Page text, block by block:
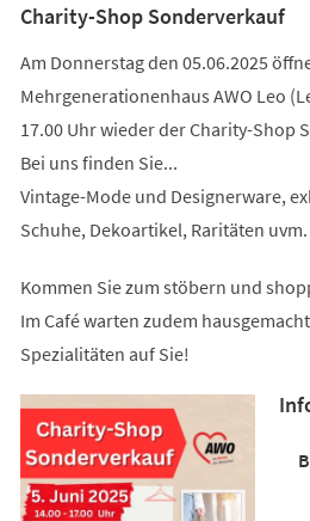
Charity-Shop Sonderverkauf
Am Donnerstag den 05.06.2025
Mehrgenerationenhaus AWO Leo
17.00 Uhr wieder der Charity-Shop
Bei uns finden Sie...
Vintage-Mode und Designerware,
Schuhe, Dekoartikel, Raritäten uvm.
Kommen Sie zum stöbern und
Im Café warten zudem
Spezialitäten auf Sie!